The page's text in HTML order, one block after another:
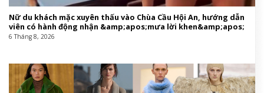
Nữ du khách mặc xuyên thấu vào Chùa Cầu Hội An, hướng dẫn
viên có hành động nhận &amp;apos;mưa lời khen&amp;apos;
6 Tháng 8, 2026